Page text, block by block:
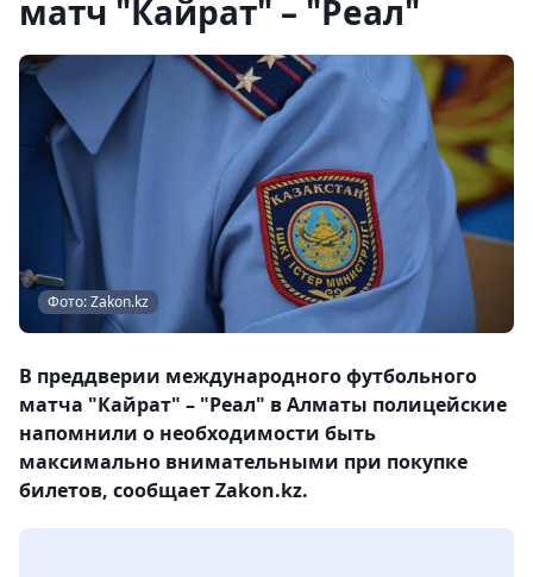
матч "Кайрат" – "Реал"
Фото: Zakon.kz
В преддверии международного футбольного
матча "Кайрат" – "Реал" в Алматы полицейские
напомнили о необходимости быть
максимально внимательными при покупке
билетов, сообщает Zakon.kz.